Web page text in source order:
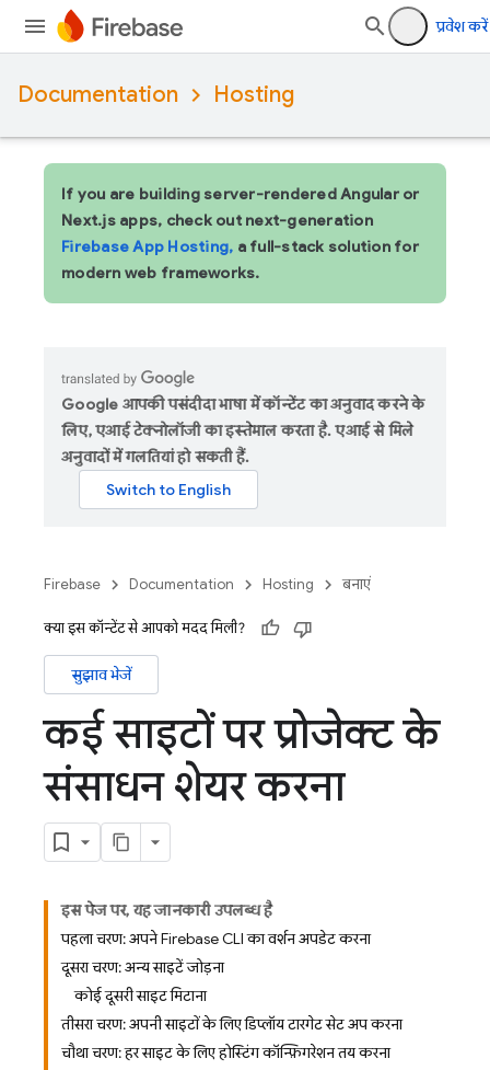
प्रवेश करें
Documentation Hosting
If you are building server-rendered Angular or
Next.js apps, check out next-generation
Firebase App Hosting, a full-stack solution for
modern web frameworks.
Google आपकी पसंदीदा भाषा में कॉन्टेंट का अनुवाद करने के
लिए, एआई टेक्नोलॉजी का इस्तेमाल करता है. एआई से मिले
अनुवादों में गलतियां हो सकती हैं.
Firebase Documentation Hosting बनाएं
क्या इस कॉन्टेंट से आपको मदद मिली?
सुझाव भेजें
कई साइटों पर प्रोजेक्ट के
संसाधन शेयर करना
इस पेज पर, यह जानकारी उपलब्ध है
पहला चरण: अपने Firebase CLI का वर्शन अपडेट करना
दूसरा चरण: अन्य साइटें जोड़ना
कोई दूसरी साइट मिटाना
तीसरा चरण: अपनी साइटों के लिए डिप्लॉय टारगेट सेट अप करना
चौथा चरण: हर साइट के लिए होस्टिंग कॉन्फ़िगरेशन तय करना